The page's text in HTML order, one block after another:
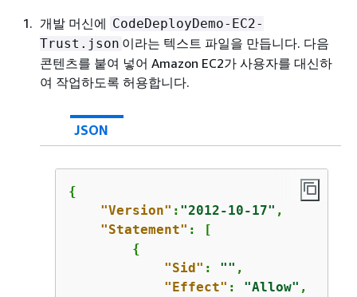
개발 머신에 CodeDeployDemo-EC2-
Trust.json 이라는 텍스트 파일을 만듭니다. 다음
콘텐츠를 붙여 넣어 Amazon EC2가 사용자를 대신하
여 작업하도록 허용합니다.
JSON
{
"Version" : "2012-10-17" ,
"Statement" : [
{
"Sid" : "" ,
"Effect" : "Allow" ,